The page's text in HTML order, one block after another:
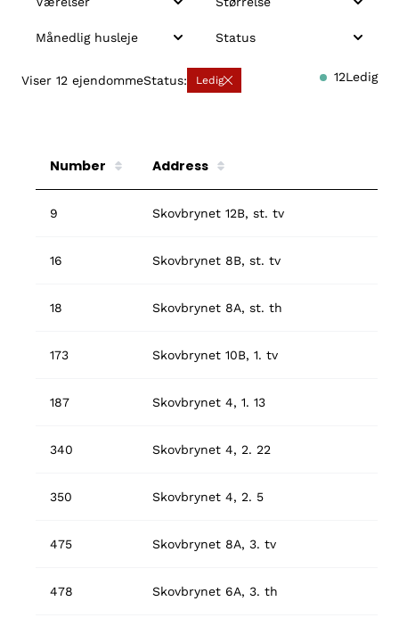
Månedlig husleje
Status
Viser 12 ejendommeStatus: Ledig 12Ledig
Number Address
9 Skovbrynet 12B, st. tv
16 Skovbrynet 8B, st. tv
18 Skovbrynet 8A, st. th
173 Skovbrynet 10B, 1. tv
187 Skovbrynet 4, 1. 13
340 Skovbrynet 4, 2. 22
350 Skovbrynet 4, 2. 5
475 Skovbrynet 8A, 3. tv
478 Skovbrynet 6A, 3. th